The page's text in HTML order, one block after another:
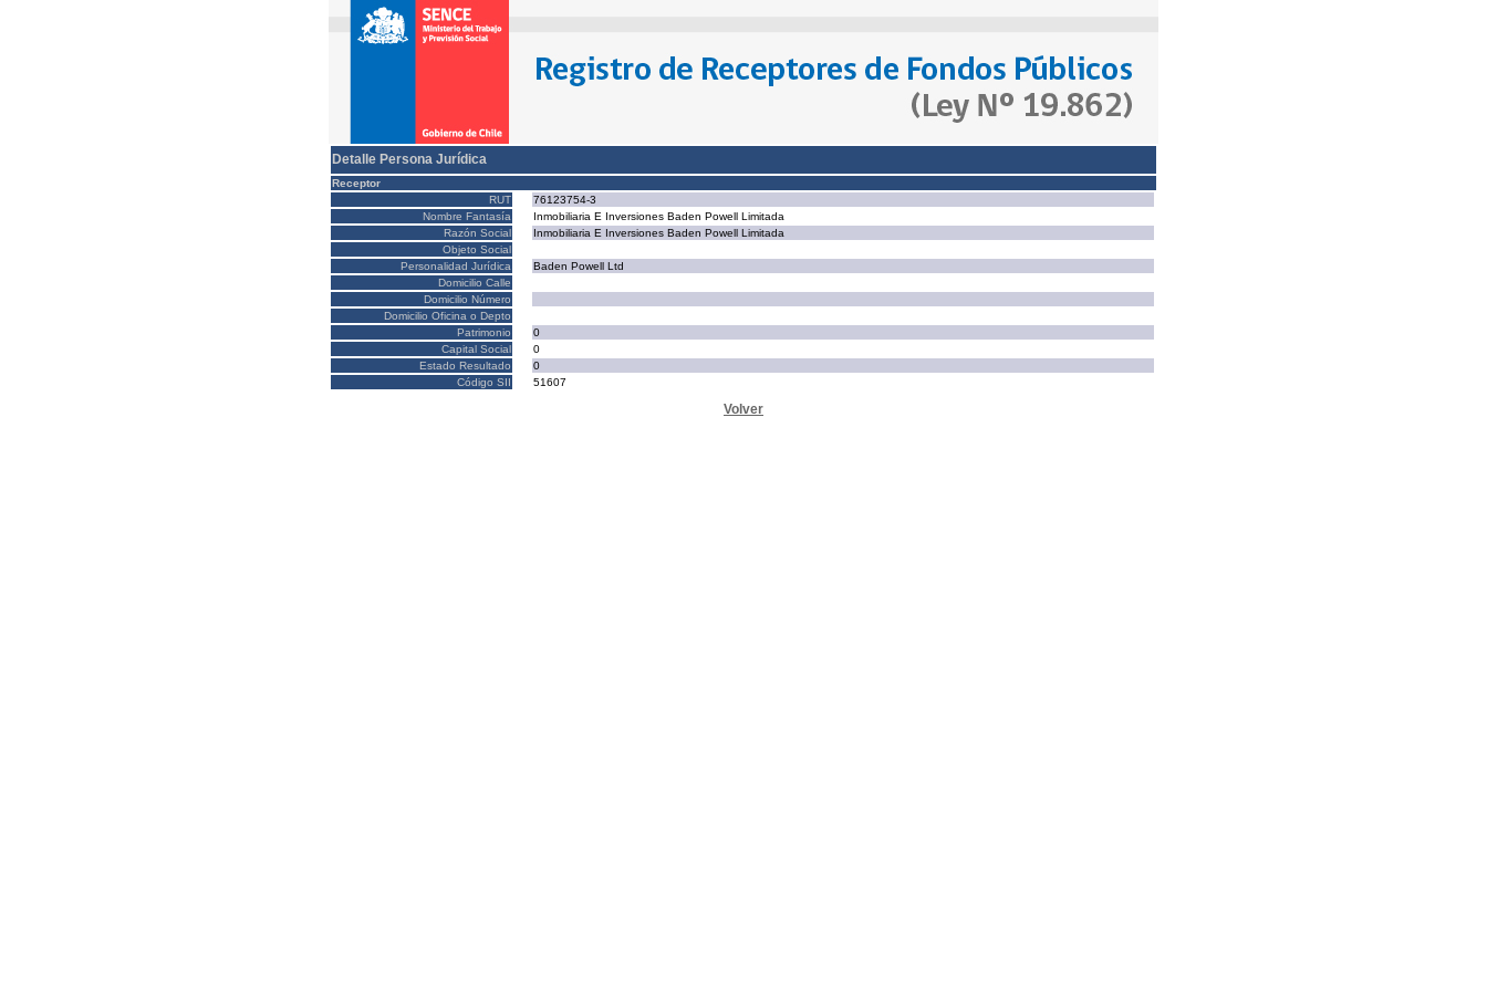
Detalle Persona Jurídica
Receptor
RUT
76123754-3
Nombre Fantasía
Inmobiliaria E Inversiones Baden Powell Limitada
Razón Social
Inmobiliaria E Inversiones Baden Powell Limitada
Objeto Social
Personalidad Jurídica
Baden Powell Ltd
Domicilio Calle
Domicilio Número
Domicilio Oficina o Depto
Patrimonio
0
Capital Social
0
Estado Resultado
0
Código SII
51607
Volver